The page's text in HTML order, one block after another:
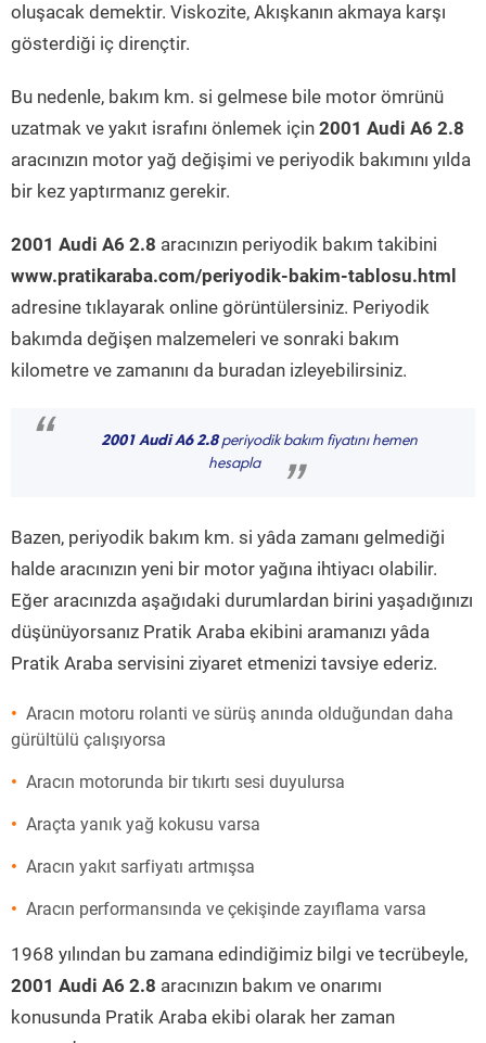
oluşacak demektir. Viskozite, Akışkanın akmaya karşı
gösterdiği iç dirençtir.
Bu nedenle, bakım km. si gelmese bile motor ömrünü
uzatmak ve yakıt israfını önlemek için 2001 Audi A6 2.8
aracınızın motor yağ değişimi ve periyodik bakımını yılda
bir kez yaptırmanız gerekir.
2001 Audi A6 2.8 aracınızın periyodik bakım takibini
www.pratikaraba.com/periyodik-bakim-tablosu.html
adresine tıklayarak online görüntülersiniz. Periyodik
bakımda değişen malzemeleri ve sonraki bakım
kilometre ve zamanını da buradan izleyebilirsiniz.
“ 2001 Audi A6 2.8periyodik bakım fiyatını hemen
hesapla
”
Bazen, periyodik bakım km. si yâda zamanı gelmediği
halde aracınızın yeni bir motor yağına ihtiyacı olabilir.
Eğer aracınızda aşağıdaki durumlardan birini yaşadığınızı
düşünüyorsanız Pratik Araba ekibini aramanızı yâda
Pratik Araba servisini ziyaret etmenizi tavsiye ederiz.
Aracın motoru rolanti ve sürüş anında olduğundan daha
gürültülü çalışıyorsa
Aracın motorunda bir tıkırtı sesi duyulursa
Araçta yanık yağ kokusu varsa
Aracın yakıt sarfiyatı artmışsa
Aracın performansında ve çekişinde zayıflama varsa
1968 yılından bu zamana edindiğimiz bilgi ve tecrübeyle,
2001 Audi A6 2.8 aracınızın bakım ve onarımı
konusunda Pratik Araba ekibi olarak her zaman